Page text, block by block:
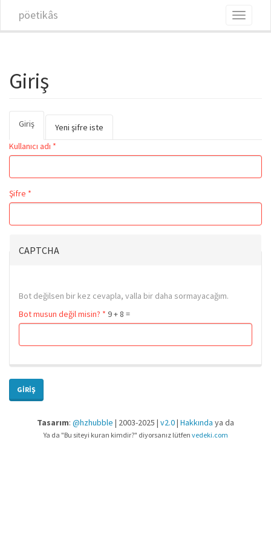
pöetikâs
Toggle
Giriş
Birincil sekmeler
Giriş
Yeni şifre iste
Kullanıcı adı *
Şifre *
CAPTCHA
Bot değilsen bir kez cevapla, valla bir daha sormayacağım.
Bot musun değil misin? * 9 + 8 =
GIRIŞ
Tasarım: @hzhubble | 2003-2025 | v2.0| Hakkında ya da
Ya da "Bu siteyi kuran kimdir?" diyorsanız lütfen vedeki.com